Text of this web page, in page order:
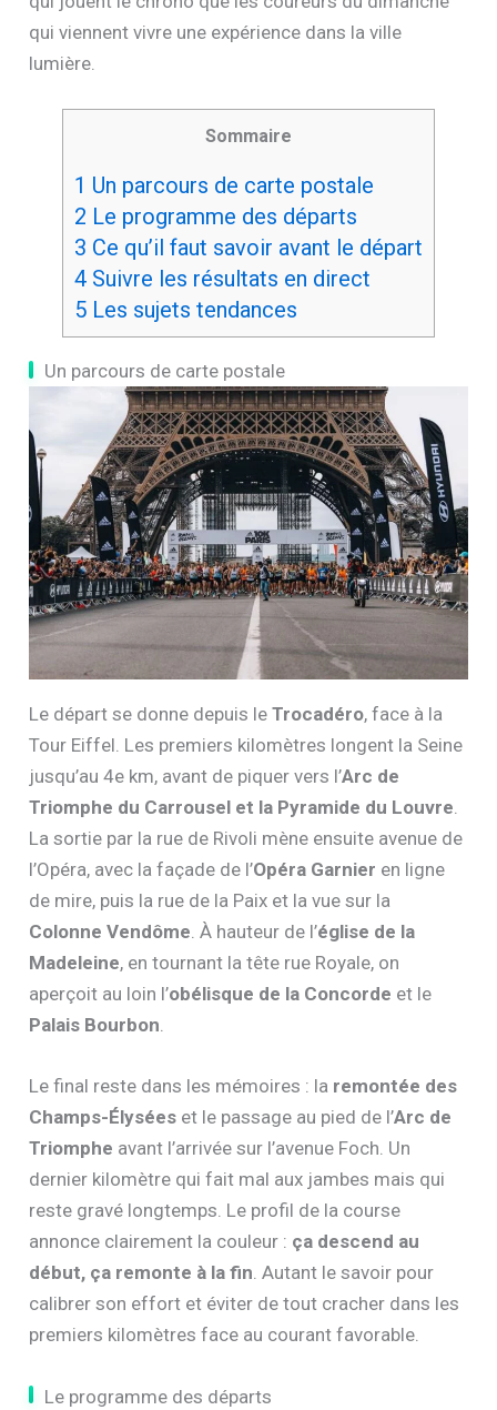
qui viennent vivre une expérience dans la ville
lumière.
Sommaire
1 Un parcours de carte postale
2 Le programme des départs
3 Ce qu’il faut savoir avant le départ
4 Suivre les résultats en direct
5 Les sujets tendances
Un parcours de carte postale
Le départ se donne depuis leTrocadéro, face à la
Tour Eiffel. Les premiers kilomètres longent la Seine
jusqu’au 4e km, avant de piquer vers l’Arc de
Triomphe du Carrousel et la Pyramide du Louvre.
La sortie par la rue de Rivoli mène ensuite avenue de
l’Opéra, avec la façade de l’Opéra Garnier en ligne
de mire, puis la rue de la Paix et la vue sur la
Colonne Vendôme. À hauteur de l’église de la
Madeleine, en tournant la tête rue Royale, on
aperçoit au loin l’obélisque de la Concorde et le
Palais Bourbon.
Le final reste dans les mémoires : la remontée des
Champs-Élysées et le passage au pied de l’Arc de
Triomphe avant l’arrivée sur l’avenue Foch. Un
dernier kilomètre qui fait mal aux jambes mais qui
reste gravé longtemps. Le profil de la course
annonce clairement la couleur : ça descend au
début, ça remonte à la fin. Autant le savoir pour
calibrer son effort et éviter de tout cracher dans les
premiers kilomètres face au courant favorable.
Le programme des départs